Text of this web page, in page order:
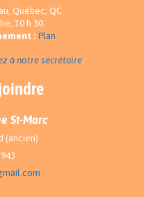
Québec, QC
10 h 30
: Plan
à notre secrétaire
St-Marc
(ancien)